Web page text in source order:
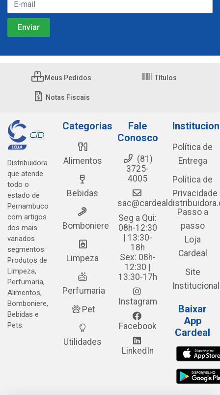
Meus Pedidos Títulos
Notas Fiscais
Distribuidora
que atende
todo o
estado de
Pernambuco
com artigos
dos mais
variados
segmentos:
Produtos de
Limpeza,
Perfumaria,
Alimentos,
Bomboniere,
Bebidas e
Pets.
Categorias
Alimentos
Bebidas
Bomboniere
Limpeza
Perfumaria
Pet
Utilidades
Fale
Conosco
(81)
3725-
4005
Seg a Qui:
08h-12:30
| 13:30-
18h
Sex: 08h-
12:30 |
13:30-17h
Instagram
Facebook
LinkedIn
Política de
Entrega
Política de
Privacidade
Passo a
passo
Loja
Cardeal
Site
Institucional
Baixar
App
Cardeal